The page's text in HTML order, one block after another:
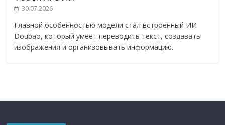
30.07.2026
Главной особенностью модели стал встроенный ИИ
Doubao, который умеет переводить текст, создавать
изображения и организовывать информацию.